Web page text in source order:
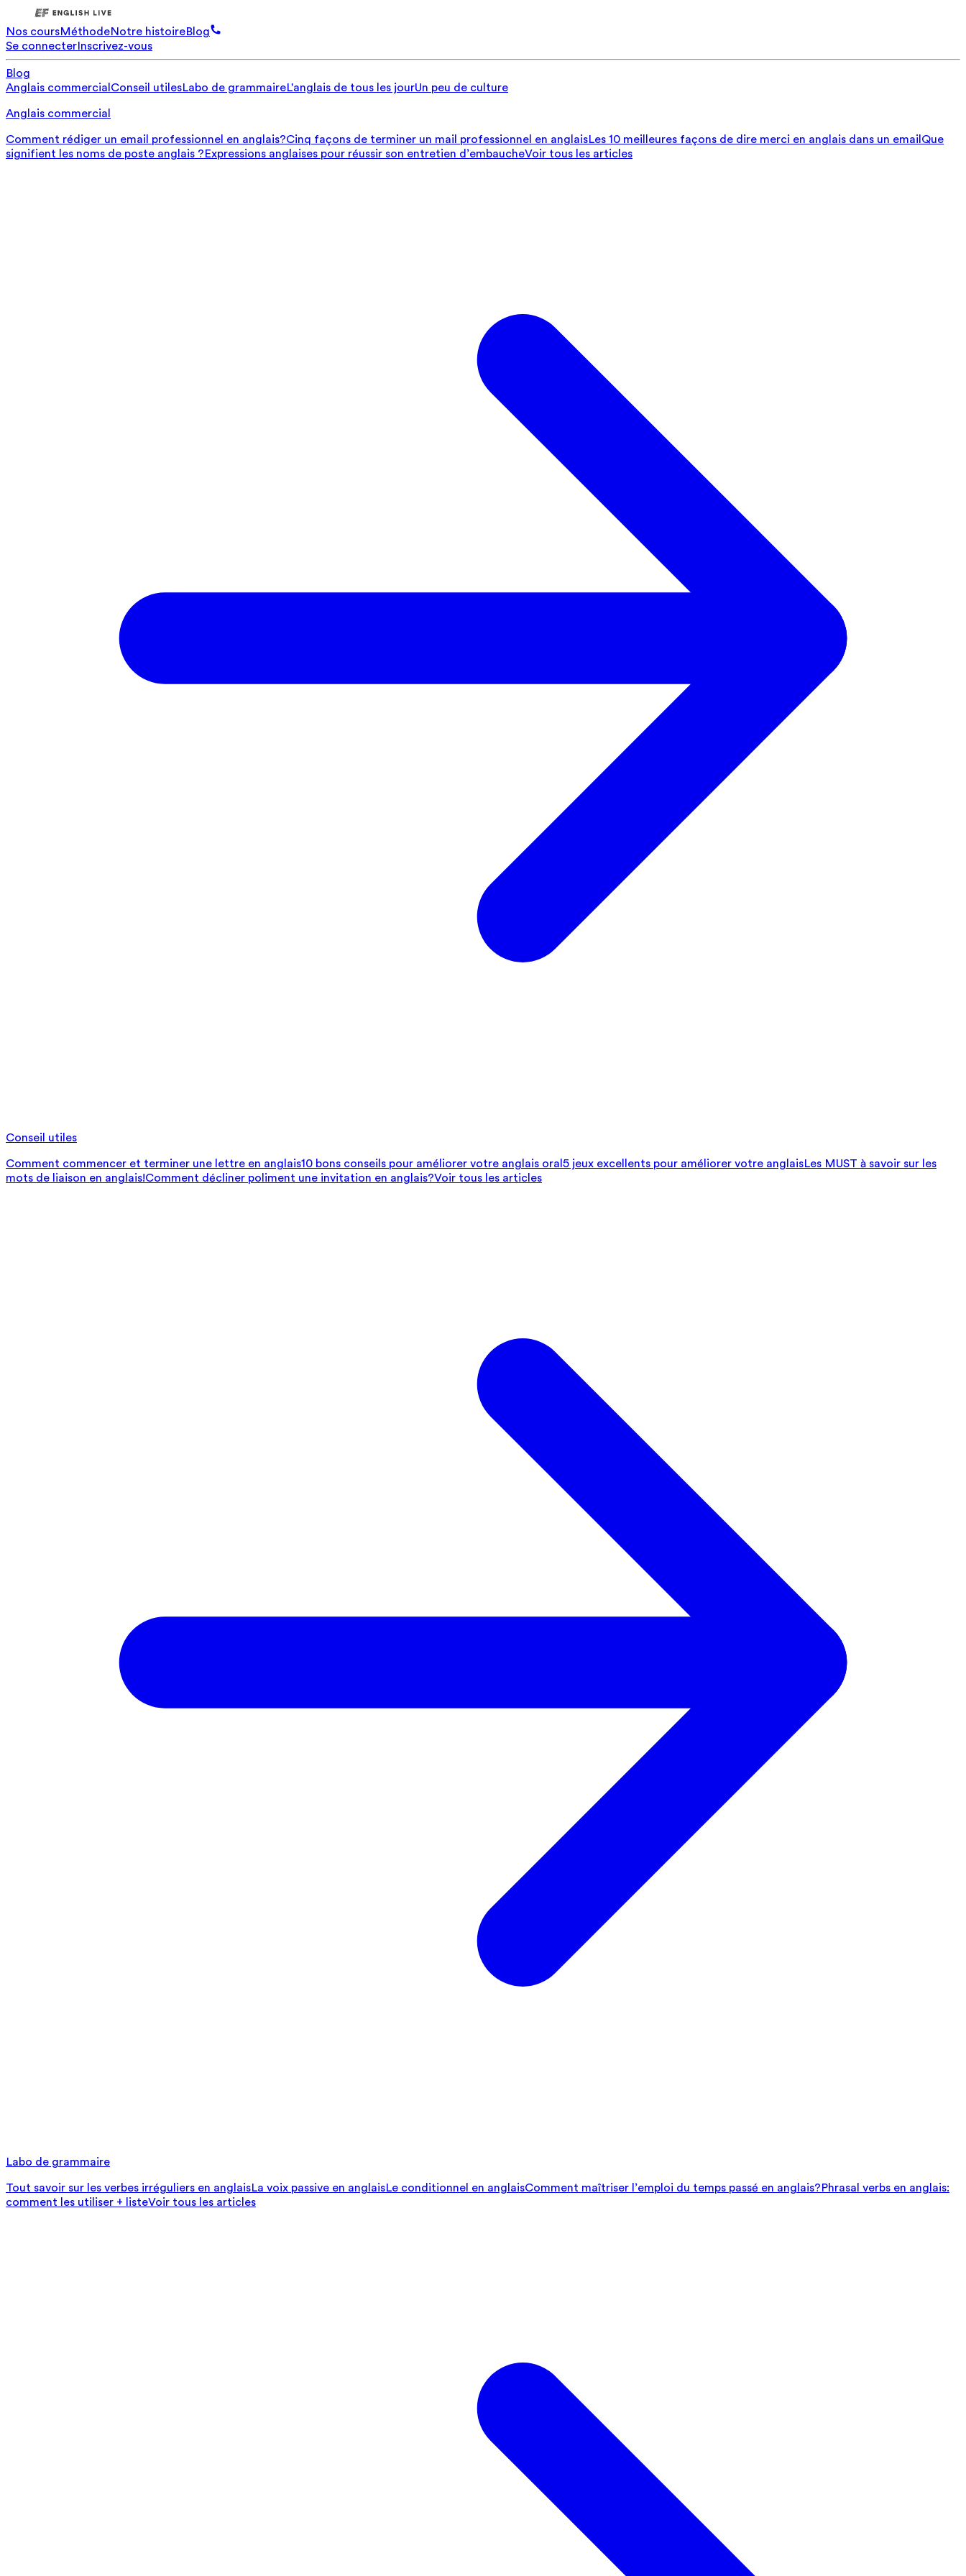
Nos coursMéthodeNotre histoireBlog
Se connecterInscrivez-vous
Blog
Anglais commercial Conseil utilesLabo de grammaireL'anglais de tous les jourUn peu de culture
Anglais commercial
Comment rédiger un email professionnel en anglais?Cinq façons de terminer un mail professionnel en anglaisLes 10 meilleures façons de dire merci en anglais dans un email Que
signifient les noms de poste anglais ?Expressions anglaises pour réussir son entretien d’embaucheVoir tous les articles
Conseil utiles
Comment commencer et terminer une lettre en anglais10 bons conseils pour améliorer votre anglais oral 5 jeux excellents pour améliorer votre anglaisLes MUST à savoir sur les
mots de liaison en anglais!Comment décliner poliment une invitation en anglais?Voir tous les articles
Labo de grammaire
Tout savoir sur les verbes irréguliers en anglaisLa voix passive en anglaisLe conditionnel en anglaisComment maîtriser l’emploi du temps passé en anglais?Phrasal verbs en anglais:
comment les utiliser + listeVoir tous les articles